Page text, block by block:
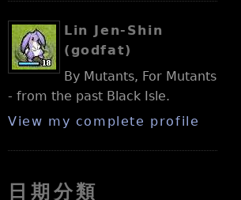
Lin Jen-Shin
(godfat)
By Mutants, For Mutants
- from the past Black Isle.
View my complete profile
日期分類